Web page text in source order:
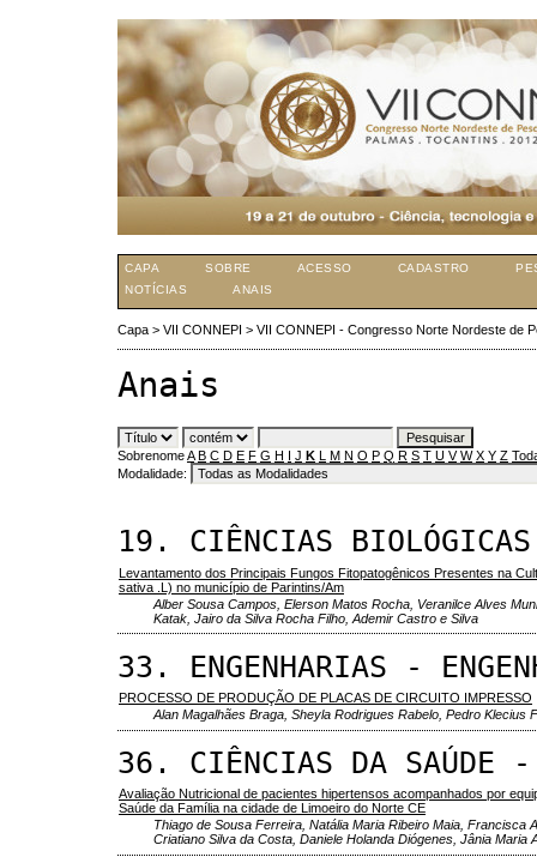
CAPA SOBRE ACESSO CADASTRO
NOTÍCIAS
ANAIS
Capa > VII CONNEPI > VII CONNEPI - Congresso Norte Nordeste de
Anais
SobrenomeA B C D E F G H I J K L M N O P Q R S T U V W X Y Z
Modalidade:
19. CIÊNCIAS
Levantamento dos Principais Fungos Fitopatogênicos Presentes na
sativa .L) no município de Parintins/Am
Alber Sousa Campos, Elerson Matos Rocha, Veranilce Alves
Katak, Jairo da Silva Rocha Filho, Ademir Castro e Silva
33. ENGENHARIAS -
PROCESSO DE PRODUÇÃO DE PLACAS DE CIRCUITO IMPRESSO
Alan Magalhães Braga, Sheyla Rodrigues Rabelo, Pedro Klecius
36. CIÊNCIAS DA SAÚDE -
Avaliação Nutricional de pacientes hipertensos acompanhados por
Saúde da Família na cidade de Limoeiro do Norte CE
Thiago de Sousa Ferreira, Natália Maria Ribeiro Maia, Francisca
Criatiano Silva da Costa, Daniele Holanda Diógenes, Jânia Maria